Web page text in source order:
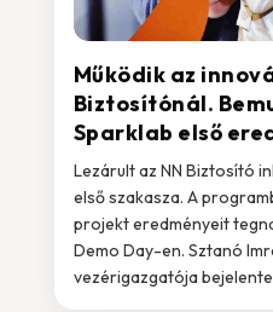
Működik az
Biztosítónál.
Sparklab első
Lezárult az NN Biztosító
első szakasza. A
projekt eredményeit
Demo Day-en. Sztanó
vezérigazgatója